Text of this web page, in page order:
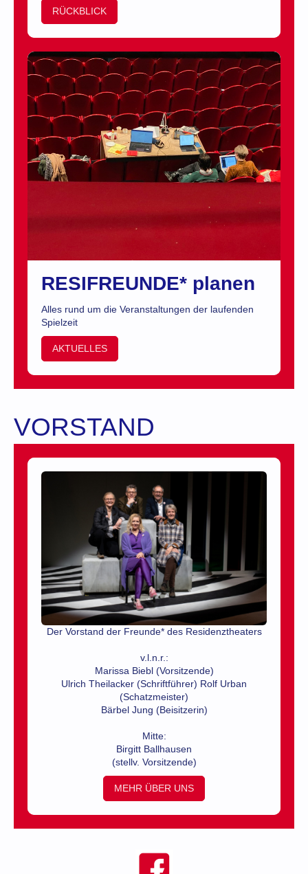
RÜCKBLICK
RESIFREUNDE* planen
Alles rund um die Veranstaltungen der laufenden
Spielzeit
AKTUELLES
VORSTAND
Der Vorstand der Freunde* des Residenztheaters
v.l.n.r.:
Marissa Biebl (Vorsitzende)
Ulrich Theilacker (Schriftführer) Rolf Urban
(Schatzmeister)
Bärbel Jung (Beisitzerin)
Mitte:
Birgitt Ballhausen
(stellv. Vorsitzende)
MEHR ÜBER UNS